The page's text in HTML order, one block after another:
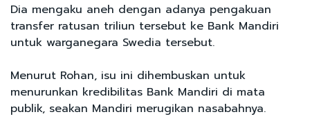
Dia mengaku aneh dengan adanya pengakuan
transfer ratusan triliun tersebut ke Bank Mandiri
untuk warganegara Swedia tersebut.
Menurut Rohan, isu ini dihembuskan untuk
menurunkan kredibilitas Bank Mandiri di mata
publik, seakan Mandiri merugikan nasabahnya.